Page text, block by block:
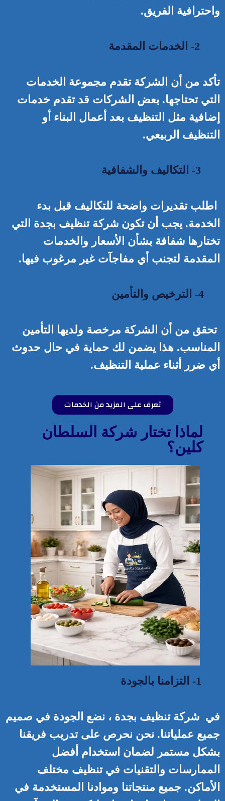
واحترافية الفريق.
2- الخدمات المقدمة
تأكد من أن الشركة تقدم مجموعة الخدمات
التي تحتاجها. بعض الشركات قد تقدم خدمات
إضافية مثل التنظيف بعد أعمال البناء أو
التنظيف الربيعي.
3- التكاليف والشفافية
اطلب تقديرات واضحة للتكاليف قبل بدء
الخدمة. يجب أن تكون شركة تنظيف بجدة التي
تختارها شفافة بشأن الأسعار والخدمات
المقدمة لتجنب أي مفاجآت غير مرغوب فيها.
4- الترخيص والتأمين
تحقق من أن الشركة مرخصة ولديها التأمين
المناسب. هذا يضمن لك حماية في حال حدوث
أي ضرر أثناء عملية التنظيف.
تعرف على المزيد من الخدمات
لماذا تختار شركة السلطان
كلين؟
1- التزامنا بالجودة
في شركة تنظيف بجدة ، نضع الجودة في صميم
جميع عملياتنا. نحن نحرص على تدريب فريقنا
بشكل مستمر لضمان استخدام أفضل
الممارسات والتقنيات في تنظيف مختلف
الأماكن. جميع منتجاتنا وموادنا المستخدمة في